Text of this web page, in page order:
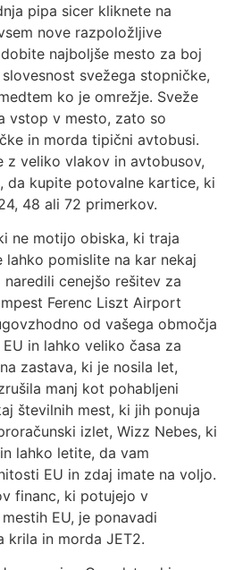
pipa sicer kliknete na
nove razpoložljive
najboljše mesto za boj
svežega stopničke,
ko je omrežje. Sveže
vstop v mesto, zato so
in morda tipični avtobusi.
z veliko vlakov in avtobusov,
da kupite potovalne kartice, ki
48 ali 72 primerkov.
ne motijo obiska, ki traja
pomislite na kar nekaj
cenejšo rešitev za
Ferenc Liszt Airport
od vašega območja
in lahko veliko časa za
zastava, ki je nosila let,
manj kot pohabljeni
številnih mest, ki jih ponuja
izlet, Wizz Nebes, ki
lahko letite, da vam
EU in zdaj imate na voljo.
financ, ki potujejo v
EU, je ponavadi
krila in morda JET2.